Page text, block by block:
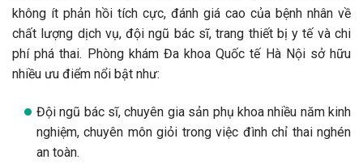
Địa chỉ phá thai 152 Xã Đàn – an toàn, uy